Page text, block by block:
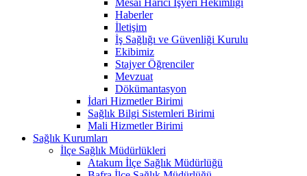
Haberler
İletişim
İş Sağlığı ve Güvenliği Kurulu
Ekibimiz
Stajyer Öğrenciler
Mevzuat
Dökümantasyon
İdari Hizmetler Birimi
Sağlık Bilgi Sistemleri Birimi
Mali Hizmetler Birimi
Sağlık Kurumları
İlçe Sağlık Müdürlükleri
Atakum İlçe Sağlık Müdürlüğü